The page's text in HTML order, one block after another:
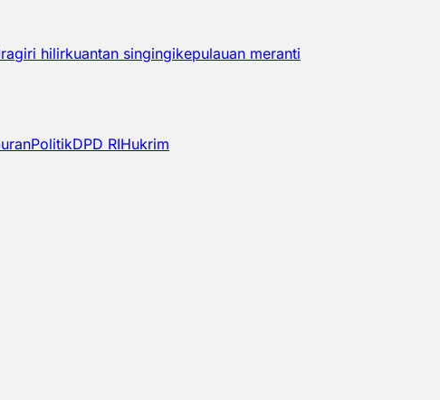
hilirkuantan singingikepulauan meranti
PolitikDPD RIHukrim